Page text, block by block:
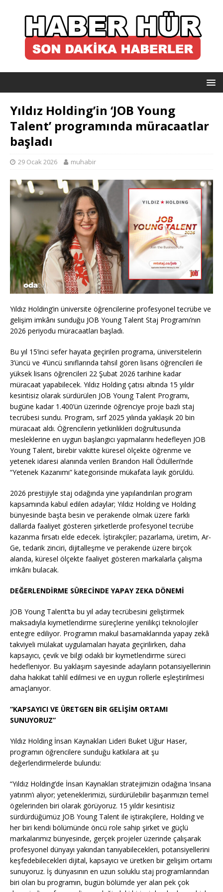
Yıldız Holding’in ‘JOB Young
Talent’ programında müracaatlar
başladı
29 Ocak 2026 muhabir
Yıldız Holding’in üniversite öğrencilerine profesyonel tecrübe ve
gelişim imkânı sunduğu JOB Young Talent Staj Programı’nın
2026 periyodu müracaatları başladı.
Bu yıl 15’inci sefer hayata geçirilen programa, üniversitelerin
3’üncü ve 4’üncü sınıflarında tahsil gören lisans öğrencileri ile
yüksek lisans öğrencileri 22 Şubat 2026 tarihine kadar
müracaat yapabilecek. Yıldız Holding çatısı altında 15 yıldır
kesintisiz olarak sürdürülen JOB Young Talent Programı,
bugüne kadar 1.400’ün üzerinde öğrenciye proje bazlı staj
tecrübesi sundu. Program, sırf 2025 yılında yaklaşık 20 bin
müracaat aldı. Öğrencilerin yetkinlikleri doğrultusunda
mesleklerine en uygun başlangıcı yapmalarını hedefleyen JOB
Young Talent, birebir vakitte küresel ölçekte öğrenme ve
yetenek idaresi alanında verilen Brandon Hall Ödülleri’nde
“Yetenek Kazanımı” kategorisinde mükafata layık görüldü.
2026 prestijiyle staj odağında yine yapılandırılan program
kapsamında kabul edilen adaylar; Yıldız Holding ve Holding
bünyesinde başta besin ve perakende olmak üzere farklı
dallarda faaliyet gösteren şirketlerde profesyonel tecrübe
kazanma fırsatı elde edecek. İştirakçiler; pazarlama, üretim, Ar-
Ge, tedarik zinciri, dijitalleşme ve perakende üzere birçok
alanda, küresel ölçekte faaliyet gösteren markalarla çalışma
imkânı bulacak.
DEĞERLENDİRME SÜRECİNDE YAPAY ZEKA DÖNEMİ
JOB Young Talent’ta bu yıl aday tecrübesini geliştirmek
maksadıyla kıymetlendirme süreçlerine yenilikçi teknolojiler
entegre ediliyor. Programın makul basamaklarında yapay zekâ
takviyeli mülakat uygulamaları hayata geçirilirken, daha
kapsayıcı, çevik ve bilgi odaklı bir kıymetlendirme süreci
hedefleniyor. Bu yaklaşım sayesinde adayların potansiyellerinin
daha hakikat tahlil edilmesi ve en uygun rollerle eşleştirilmesi
amaçlanıyor.
“KAPSAYICI VE ÜRETGEN BİR GELİŞİM ORTAMI
SUNUYORUZ”
Yıldız Holding İnsan Kaynakları Lideri Buket Uğur Haser,
programın öğrencilere sunduğu katkılara ait şu
değerlendirmelerde bulundu:
“Yıldız Holding’de İnsan Kaynakları stratejimizin odağına ‘insana
yatırım’ı alıyor; yeteneklerimizi, sürdürülebilir başarımızın temel
ögelerinden biri olarak görüyoruz. 15 yıldır kesintisiz
sürdürdüğümüz JOB Young Talent ile iştirakçilere, Holding ve
her biri kendi bölümünde öncü role sahip şirket ve güçlü
markalarımız bünyesinde, gerçek projeler üzerinde çalışarak
profesyonel dünyayı yakından tanıyabilecekleri, potansiyellerini
keşfedebilecekleri dijital, kapsayıcı ve üretken bir gelişim ortamı
sunuyoruz. İş dünyasının en uzun soluklu staj programlarından
biri olan bu programın, bugün bölümde yer alan pek çok